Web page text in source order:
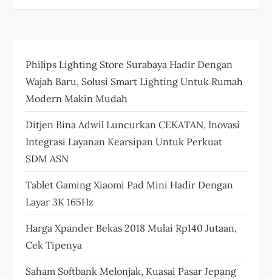
Philips Lighting Store Surabaya Hadir Dengan
Wajah Baru, Solusi Smart Lighting Untuk Rumah
Modern Makin Mudah
Ditjen Bina Adwil Luncurkan CEKATAN, Inovasi
Integrasi Layanan Kearsipan Untuk Perkuat
SDM ASN
Tablet Gaming Xiaomi Pad Mini Hadir Dengan
Layar 3K 165Hz
Harga Xpander Bekas 2018 Mulai Rp140 Jutaan,
Cek Tipenya
Saham Softbank Melonjak, Kuasai Pasar Jepang